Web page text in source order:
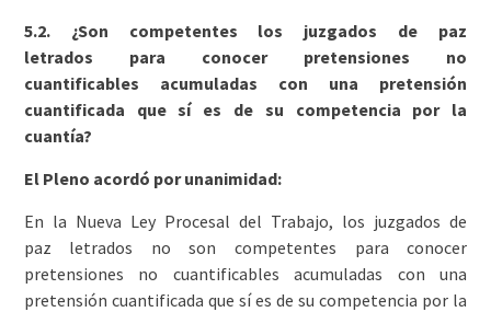
5.2. ¿Son competentes los juzgados de paz
letrados para conocer pretensiones no
cuantificables acumuladas con una pretensión
cuantificada que sí es de su competencia por la
cuantía?
El Pleno acordó por unanimidad:
En la Nueva Ley Procesal del Trabajo, los juzgados de
paz letrados no son competentes para conocer
pretensiones no cuantificables acumuladas con una
pretensión cuantificada que sí es de su competencia por la